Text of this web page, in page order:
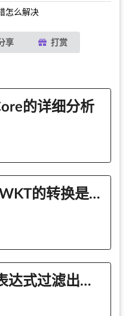
怎么解决
享 打赏
的详细分析
GeoJSON坐标和WKT的转换是怎样的
Java怎么用正则表达式过滤出字母、数字和中文